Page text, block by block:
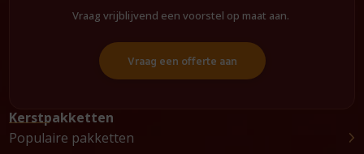
Vraag vrijblijvend een voorstel op maat aan.
Vraag een offerte aan
Kerstpakketten
Populaire pakketten